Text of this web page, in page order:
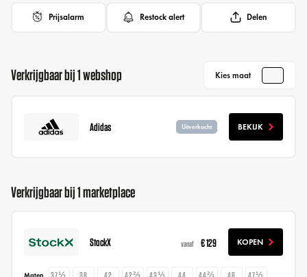
Prijsalarm Restock alert Delen
Verkrijgbaar bij 1 webshop Kies maat
Adidas Uitverkocht BEKIJK
Verkrijgbaar bij 1 marketplace
StockX vanaf € 129 KOPEN
37⅓ 38 42 42⅔ 43⅓ 44 44⅔ 46 47⅓